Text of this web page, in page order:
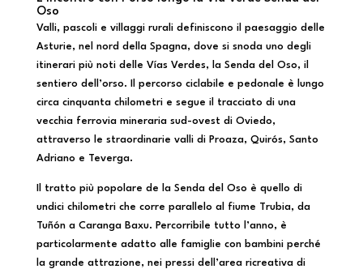
Oso
Valli, pascoli e villaggi rurali definiscono il paesaggio delle
Asturie, nel nord della Spagna, dove si snoda uno degli
itinerari più noti delle Vías Verdes, la Senda del Oso, il
sentiero dell’orso. Il percorso ciclabile e pedonale è lungo
circa cinquanta chilometri e segue il tracciato di una
vecchia ferrovia mineraria sud-ovest di Oviedo,
attraverso le straordinarie valli di Proaza, Quirós, Santo
Adriano e Teverga.
Il tratto più popolare de la Senda del Oso è quello di
undici chilometri che corre parallelo al fiume Trubia, da
Tuñón a Caranga Baxu. Percorribile tutto l’anno, è
particolarmente adatto alle famiglie con bambini perché
la grande attrazione, nei pressi dell’area ricreativa di